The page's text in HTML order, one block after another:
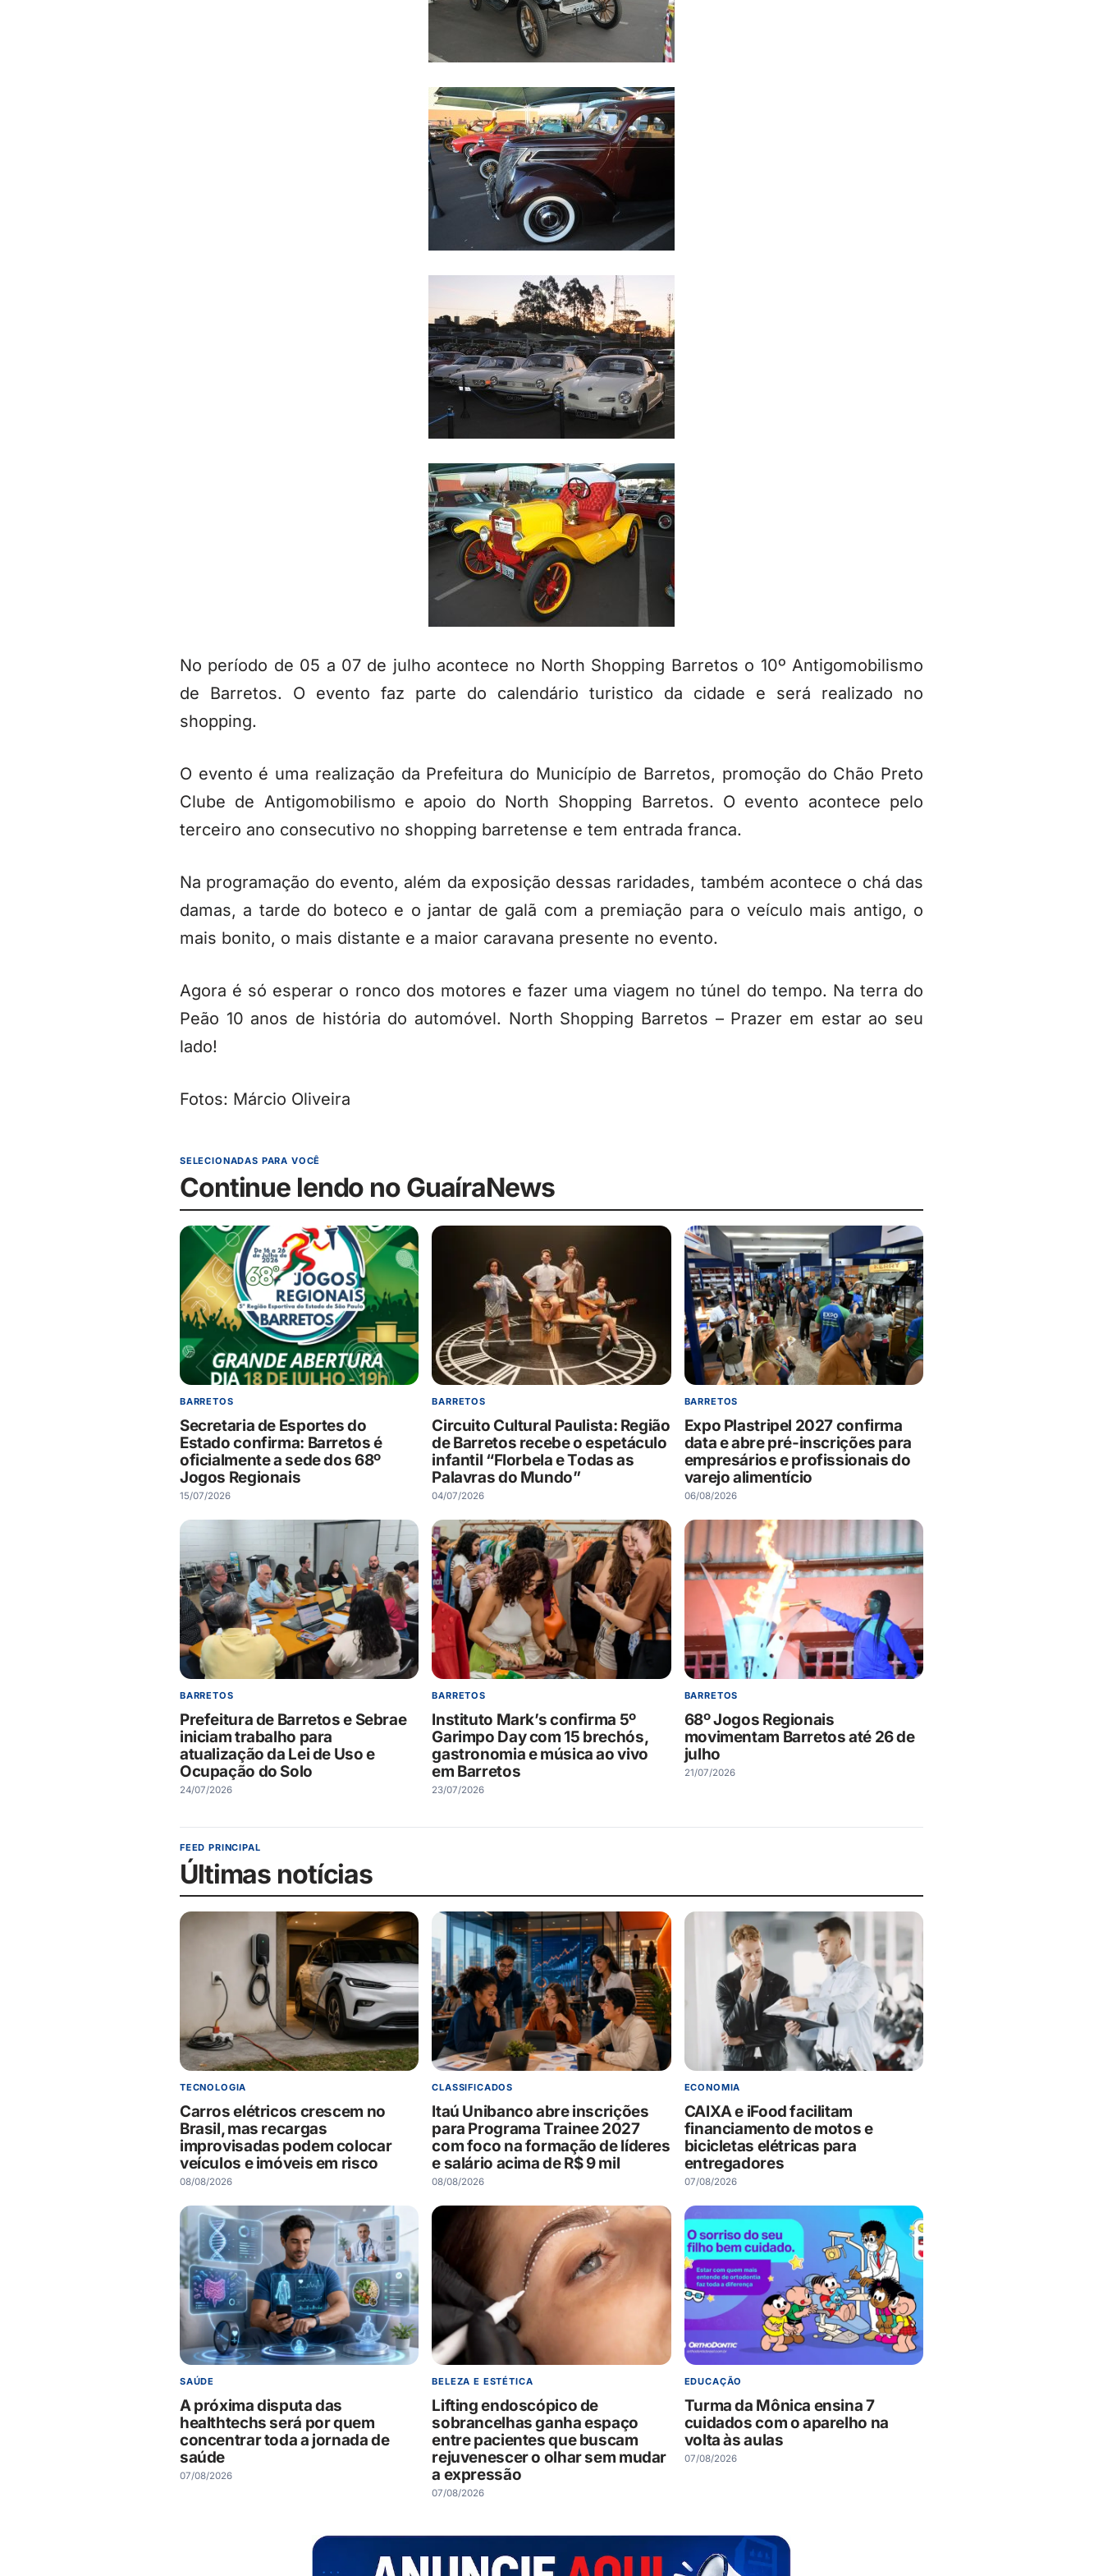
No período de 05 a 07 de julho acontece no North Shopping Barretos o 10º Antigomobilismo
de Barretos. O evento faz parte do calendário turistico da cidade e será realizado no
shopping.
O evento é uma realização da Prefeitura do Município de Barretos, promoção do Chão Preto
Clube de Antigomobilismo e apoio do North Shopping Barretos. O evento acontece pelo
terceiro ano consecutivo no shopping barretense e tem entrada franca.
Na programação do evento, além da exposição dessas raridades, também acontece o chá das
damas, a tarde do boteco e o jantar de galã com a premiação para o veículo mais antigo, o
mais bonito, o mais distante e a maior caravana presente no evento.
Agora é só esperar o ronco dos motores e fazer uma viagem no túnel do tempo. Na terra do
Peão 10 anos de história do automóvel. North Shopping Barretos – Prazer em estar ao seu
lado!
Fotos: Márcio Oliveira
SELECIONADAS PARA VOCÊ
Continue lendo no GuaíraNews
BARRETOS
Secretaria de Esportes do
Estado confirma: Barretos é
oficialmente a sede dos 68º
Jogos Regionais
15/07/2026
BARRETOS
Circuito Cultural Paulista: Região
de Barretos recebe o espetáculo
infantil “Florbela e Todas as
Palavras do Mundo”
04/07/2026
BARRETOS
Expo Plastripel 2027 confirma
data e abre pré-inscrições para
empresários e profissionais do
varejo alimentício
06/08/2026
BARRETOS
Prefeitura de Barretos e Sebrae
iniciam trabalho para
atualização da Lei de Uso e
Ocupação do Solo
24/07/2026
BARRETOS
Instituto Mark’s confirma 5º
Garimpo Day com 15 brechós,
gastronomia e música ao vivo
em Barretos
23/07/2026
BARRETOS
68º Jogos Regionais
movimentam Barretos até 26 de
julho
21/07/2026
FEED PRINCIPAL
Últimas notícias
TECNOLOGIA
Carros elétricos crescem no
Brasil, mas recargas
improvisadas podem colocar
veículos e imóveis em risco
08/08/2026
CLASSIFICADOS
Itaú Unibanco abre inscrições
para Programa Trainee 2027
com foco na formação de líderes
e salário acima de R$ 9 mil
08/08/2026
ECONOMIA
CAIXA e iFood facilitam
financiamento de motos e
bicicletas elétricas para
entregadores
07/08/2026
SAÚDE
A próxima disputa das
healthtechs será por quem
concentrar toda a jornada de
saúde
07/08/2026
BELEZA E ESTÉTICA
Lifting endoscópico de
sobrancelhas ganha espaço
entre pacientes que buscam
rejuvenescer o olhar sem mudar
a expressão
07/08/2026
EDUCAÇÃO
Turma da Mônica ensina 7
cuidados com o aparelho na
volta às aulas
07/08/2026